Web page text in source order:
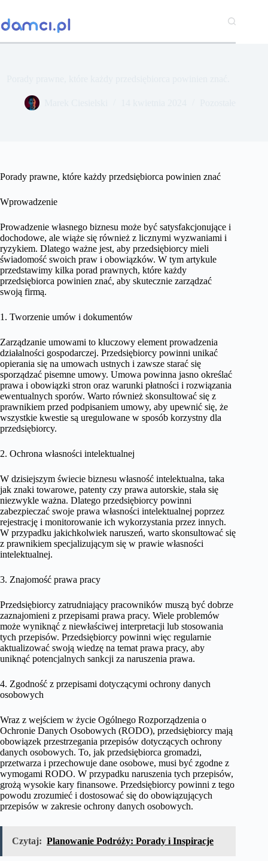
treści
Porady prawne, które każdy przedsiębiorca powinien znać
Wprowadzenie
Prowadzenie własnego biznesu może być satysfakcjonujące i
dochodowe, ale wiąże się również z licznymi wyzwaniami i
ryzykiem. Dlatego ważne jest, aby przedsiębiorcy mieli
świadomość swoich praw i obowiązków. W tym artykule
przedstawimy kilka porad prawnych, które każdy
przedsiębiorca powinien znać, aby skutecznie zarządzać
swoją firmą.
1. Tworzenie umów i dokumentów
Zarządzanie umowami to kluczowy element prowadzenia
działalności gospodarczej. Przedsiębiorcy powinni unikać
opierania się na umowach ustnych i zawsze starać się
sporządzać pisemne umowy. Umowa powinna jasno określać
prawa i obowiązki stron oraz warunki płatności i rozwiązania
ewentualnych sporów. Warto również skonsultować się z
prawnikiem przed podpisaniem umowy, aby upewnić się, że
wszystkie kwestie są uregulowane w sposób korzystny dla
przedsiębiorcy.
2. Ochrona własności intelektualnej
W dzisiejszym świecie biznesu własność intelektualna, taka
jak znaki towarowe, patenty czy prawa autorskie, stała się
niezwykle ważna. Dlatego przedsiębiorcy powinni
zabezpieczać swoje prawa własności intelektualnej poprzez
rejestrację i monitorowanie ich wykorzystania przez innych.
W przypadku jakichkolwiek naruszeń, warto skonsultować się
z prawnikiem specjalizującym się w prawie własności
intelektualnej.
3. Znajomość prawa pracy
Przedsiębiorcy zatrudniający pracowników muszą być dobrze
zaznajomieni z przepisami prawa pracy. Wiele problemów
może wyniknąć z niewłaściwej interpretacji lub stosowania
tych przepisów. Przedsiębiorcy powinni więc regularnie
aktualizować swoją wiedzę na temat prawa pracy, aby
uniknąć potencjalnych sankcji za naruszenia prawa.
4. Zgodność z przepisami dotyczącymi ochrony danych
osobowych
Wraz z wejściem w życie Ogólnego Rozporządzenia o
Ochronie Danych Osobowych (RODO), przedsiębiorcy mają
obowiązek przestrzegania przepisów dotyczących ochrony
danych osobowych. To, jak przedsiębiorca gromadzi,
przetwarza i przechowuje dane osobowe, musi być zgodne z
wymogami RODO. W przypadku naruszenia tych przepisów,
grożą wysokie kary finansowe. Przedsiębiorcy powinni z tego
powodu zrozumieć i dostosować się do obowiązujących
przepisów w zakresie ochrony danych osobowych.
Czytaj: Planowanie Podróży: Porady i Inspiracje